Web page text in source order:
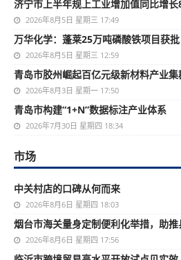
济宁市上半年规上工业增加值同比增
2026年8月5日 星期三 17:49
万华化学：蓬莱25万吨磷酸铁项目获批
2026年8月5日 星期三 12:59
青岛市胶州崛起百亿元级新材料产业集
2026年8月3日 星期一 17:50
青岛市构建“1+N”数据标注产业体系
2026年7月30日 星期四 18:34
市场
中关村店的口碑从何而来
2026年8月6日 星期四 18:03
烟台市海关量身定制便利化举措，助
2026年8月6日 星期四 17:56